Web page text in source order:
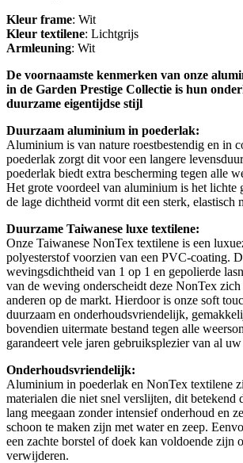
Kleur frame: Wit
Kleur textilene: Lichtgrijs
Armleuning: Wit
De voornaamste kenmerken van onze
in de Garden Prestige Collectie is hun
duurzame eigentijdse stijl
Duurzaam aluminium in poederlak:
Aluminium is van nature roestbestendig en in
poederlak zorgt dit voor een langere
poederlak biedt extra bescherming tegen alle
Het grote voordeel van aluminium is het lichte
de lage dichtheid vormt dit een sterk, elastisch
Duurzame Taiwanese luxe textilene:
Onze Taiwanese NonTex textilene is een
polyesterstof voorzien van een PVC-coating.
wevingsdichtheid van 1 op 1 en gepolierde
van de weving onderscheidt deze NonTex
anderen op de markt. Hierdoor is onze soft
duurzaam en onderhoudsvriendelijk,
bovendien uitermate bestand tegen alle
garandeert vele jaren gebruiksplezier van al
Onderhoudsvriendelijk:
Aluminium in poederlak en NonTex textilene
materialen die niet snel verslijten, dit betekend
lang meegaan zonder intensief onderhoud en
schoon te maken zijn met water en zeep.
een zachte borstel of doek kan voldoende zijn
verwijderen.